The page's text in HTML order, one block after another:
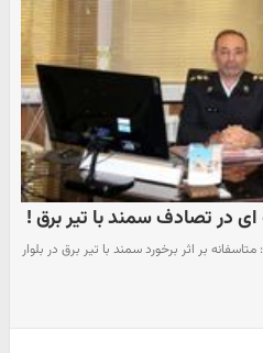
بر اثر برخورد سمند با تیر برق در بلوار